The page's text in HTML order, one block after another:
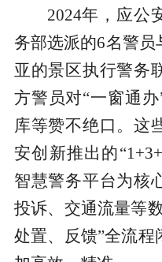
2024年，应公
务部选派的6名警
亚的景区执行警务
方警员对“一窗通
库等赞不绝口。这
安创新推出的
智慧警务平台为核
投诉、交通流量等
处置、反馈”全流